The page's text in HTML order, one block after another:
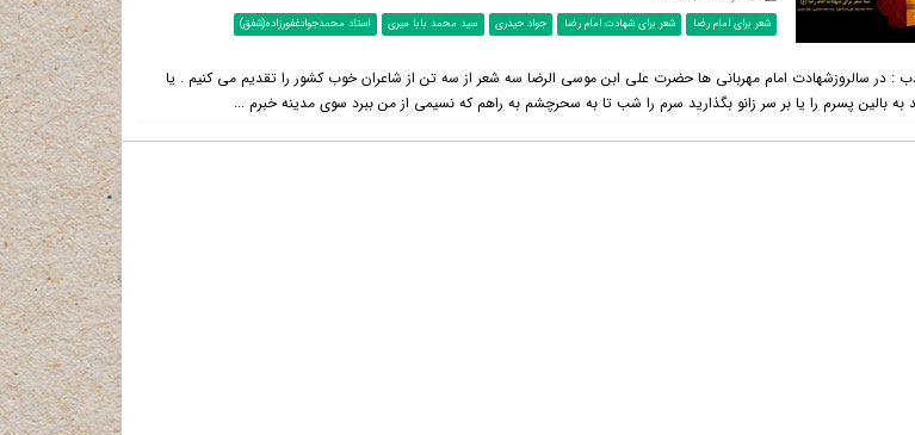
شعر برای امام رضا شعر برای شهادت امام رضا جواد حیدری سید محمد بابا میری استاد محمدجوادغفورزاده(شفق)
: در سالروزشهادت امام مهربانی ها حضرت علی ابن موسی الرضا سه شعر از سه تن از شاعران خوب کشور را تقدیم می کنیم . یا
به بالین پسرم را یا بر سر زانو بگذارید سرم را شب تا به سحرچشم به راهم که نسیمی از من ببرد سوی مدینه خبرم ...